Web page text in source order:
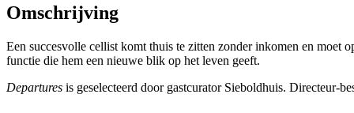
Omschrijving
Een succesvolle cellist komt thuis te zitten zonder inkomen en moet
functie die hem een nieuwe blik op het leven geeft.
Departures is geselecteerd door gastcurator Sieboldhuis. Directeur-